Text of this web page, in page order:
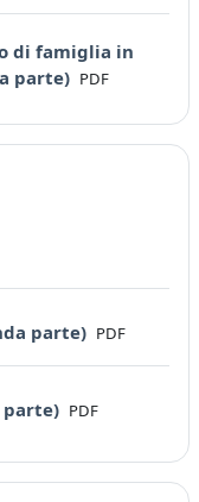
di famiglia in
parte) File
PDF
parte) File
PDF
File
PDF